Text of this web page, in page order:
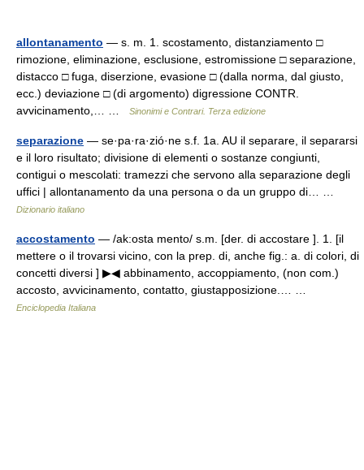
allontanamento — s. m. 1. scostamento, distanziamento □
rimozione, eliminazione, esclusione, estromissione □ separazione,
distacco □ fuga, diserzione, evasione □ (dalla norma, dal giusto,
ecc.) deviazione □ (di argomento) digressione CONTR.
avvicinamento,… …
Sinonimi e Contrari. Terza edizione
separazione — se·pa·ra·zió·ne s.f. 1a. AU il separare, il separarsi
e il loro risultato; divisione di elementi o sostanze congiunti,
contigui o mescolati: tramezzi che servono alla separazione degli
uffici | allontanamento da una persona o da un gruppo di… …
Dizionario italiano
accostamento — /ak:osta mento/ s.m. [der. di accostare ]. 1. [il
mettere o il trovarsi vicino, con la prep. di, anche fig.: a. di colori, di
concetti diversi ] ▶◀ abbinamento, accoppiamento, (non com.)
accosto, avvicinamento, contatto, giustapposizione.… …
Enciclopedia Italiana